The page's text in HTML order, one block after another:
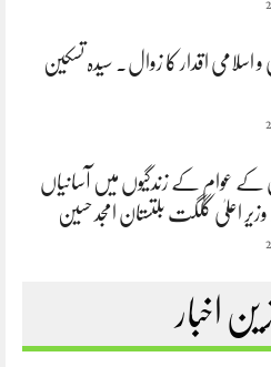
و اسلامی اقدار کا زوال. سیدہ تسکین
کے عوام کے زندگیوں میں آسانیاں
اعلیٰ گلگت بلتستان امجد حسین
اخبار